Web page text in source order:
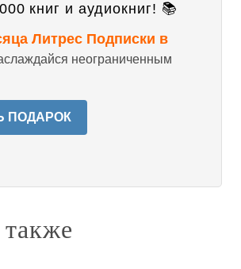
книг и аудиокниг! 📚
Литрес Подписки в
неограниченным
ПОДАРОК